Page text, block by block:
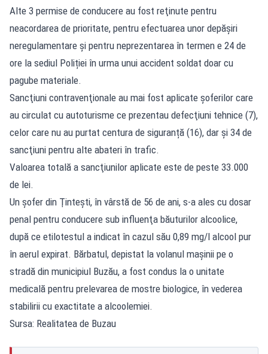
Alte 3 permise de conducere au fost reţinute pentru
neacordarea de prioritate, pentru efectuarea unor depăşiri
neregulamentare și pentru neprezentarea în termen e 24 de
ore la sediul Poliției în urma unui accident soldat doar cu
pagube materiale.
Sancţiuni contravenţionale au mai fost aplicate şoferilor care
au circulat cu autoturisme ce prezentau defecţiuni tehnice (7),
celor care nu au purtat centura de siguranță (16), dar şi 34 de
sancţiuni pentru alte abateri în trafic.
Valoarea totală a sancţiunilor aplicate este de peste 33.000
de lei.
Un şofer din Ţinteşti, în vârstă de 56 de ani, s-a ales cu dosar
penal pentru conducere sub influenţa băuturilor alcoolice,
după ce etilotestul a indicat în cazul său 0,89 mg/l alcool pur
în aerul expirat. Bărbatul, depistat la volanul maşinii pe o
stradă din municipiul Buzău, a fost condus la o unitate
medicală pentru prelevarea de mostre biologice, în vederea
stabilirii cu exactitate a alcoolemiei.
Sursa: Realitatea de Buzau